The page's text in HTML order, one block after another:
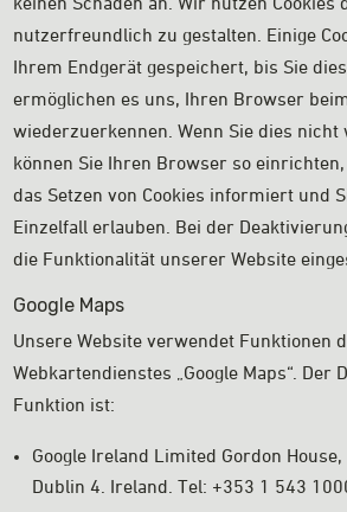
keinen Schaden an. Wir nutzen Cookies
nutzerfreundlich zu gestalten. Einige
Ihrem Endgerät gespeichert, bis Sie
ermöglichen es uns, Ihren Browser
wiederzuerkennen. Wenn Sie dies nicht
können Sie Ihren Browser so
das Setzen von Cookies informiert und
Einzelfall erlauben. Bei der
die Funktionalität unserer Website
Google Maps
Unsere Website verwendet Funktionen
Webkartendienstes „Google Maps“. Der
Funktion ist:
Google Ireland Limited Gordon
Dublin 4. Ireland. Tel: +353 1 543